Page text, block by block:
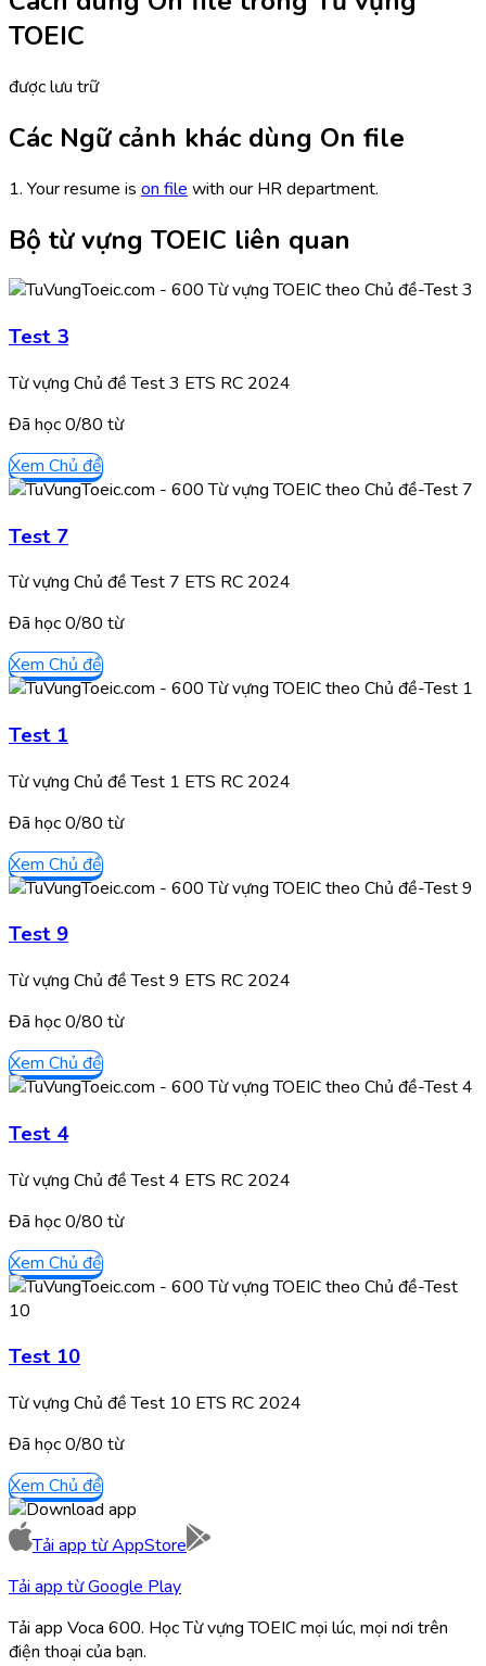
TOEIC
được lưu trữ
Các Ngữ cảnh khác dùng On file
1. Your resume is on file with our HR department.
Bộ từ vựng TOEIC liên quan
Test 3
Từ vựng Chủ đề Test 3 ETS RC 2024
Đã học0/80 từ
Xem Chủ đề
Test 7
Từ vựng Chủ đề Test 7 ETS RC 2024
Đã học0/80 từ
Xem Chủ đề
Test 1
Từ vựng Chủ đề Test 1 ETS RC 2024
Đã học0/80 từ
Xem Chủ đề
Test 9
Từ vựng Chủ đề Test 9 ETS RC 2024
Đã học0/80 từ
Xem Chủ đề
Test 4
Từ vựng Chủ đề Test 4 ETS RC 2024
Đã học0/80 từ
Xem Chủ đề
Test 10
Từ vựng Chủ đề Test 10 ETS RC 2024
Đã học0/80 từ
Xem Chủ đề
Tải app từAppStore
Tải app từGoogle Play
Tải app Voca 600. Học Từ vựng TOEIC mọi lúc, mọi nơi trên
điện thoại của bạn.